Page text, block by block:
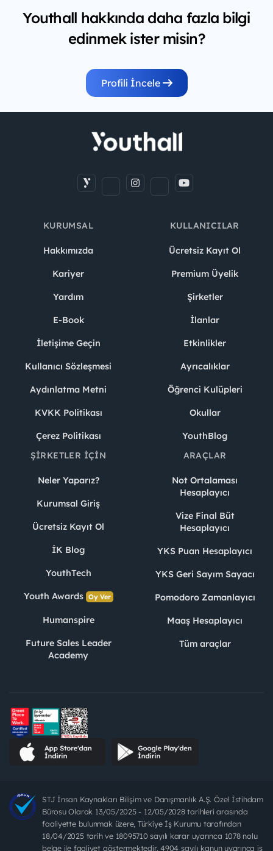
Youthall hakkında daha fazla bilgi
edinmek ister misin?
Profili İncele
KURUMSAL
Hakkımızda
Kariyer
Yardım
E-Book
İletişime Geçin
Kullanıcı Sözleşmesi
Aydınlatma Metni
KVKK Politikası
Çerez Politikası
KULLANICILAR
Ücretsiz Kayıt Ol
Premium Üyelik
Şirketler
İlanlar
Etkinlikler
Ayrıcalıklar
Öğrenci Kulüpleri
Okullar
YouthBlog
ŞIRKETLER İÇIN
Neler Yaparız?
Kurumsal Giriş
Ücretsiz Kayıt Ol
İK Blog
YouthTech
Youth Awards Oy Ver
Humanspire
Future Sales Leader
Academy
ARAÇLAR
Not Ortalaması
Hesaplayıcı
Vize Final Büt
Hesaplayıcı
YKS Puan Hesaplayıcı
YKS Geri Sayım Sayacı
Pomodoro Zamanlayıcı
Maaş Hesaplayıcı
Tüm araçlar
STJ İnsan Kaynakları Bilişim ve Danışmanlık A.Ş. Özel İstihdam
Bürosu Olarak 13/05/2025 - 12/05/2028 tarihleri arasında
faaliyette bulunmak üzere, Türkiye İş Kurumu tarafından
18/04/2025 tarih ve 18095710 sayılı karar uyarınca 1078 nolu
belge ile faaliyet göstermektedir. 4904 sayılı kanun uyarınca iş